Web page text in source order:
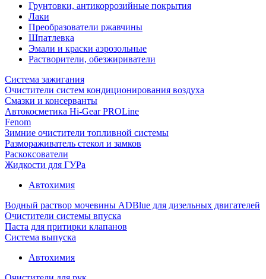
Грунтовки, антикоррозийные покрытия
Лаки
Преобразователи ржавчины
Шпатлевка
Эмали и краски аэрозольные
Растворители, обезжириватели
Система зажигания
Очистители систем кондиционирования воздуха
Смазки и консерванты
Автокосметика Hi-Gear PROLine
Fenom
Зимние очистители топливной системы
Размораживатель стекол и замков
Раскоксователи
Жидкости для ГУРа
Автохимия
Водный раствор мочевины ADBlue для дизельных двигателей
Очистители системы впуска
Паста для притирки клапанов
Система выпуска
Автохимия